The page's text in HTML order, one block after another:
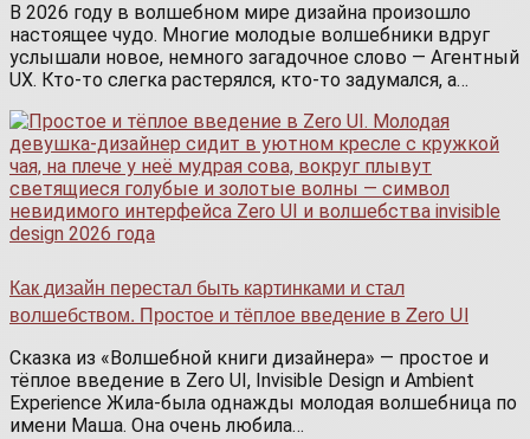
В 2026 году в волшебном мире дизайна произошло
настоящее чудо. Многие молодые волшебники вдруг
услышали новое, немного загадочное слово — Агентный
UX. Кто-то слегка растерялся, кто-то задумался, а…
Как дизайн перестал быть картинками и стал
волшебством. Простое и тёплое введение в Zero UI
Сказка из «Волшебной книги дизайнера» — простое и
тёплое введение в Zero UI, Invisible Design и Ambient
Experience Жила-была однажды молодая волшебница по
имени Маша. Она очень любила…